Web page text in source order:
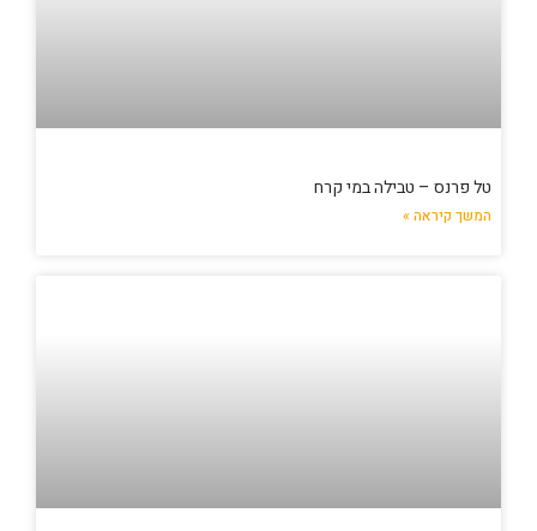
טל פרנס – טבילה במי קרח
המשך קיראה »